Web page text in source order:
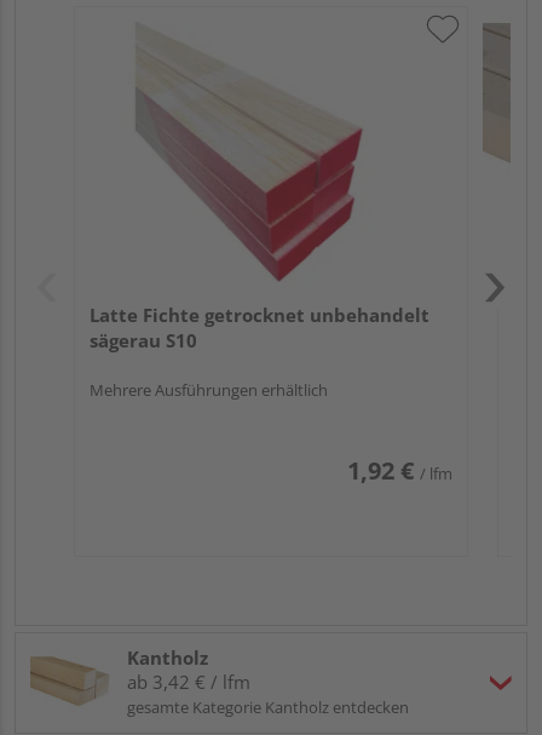
Latte Fichte getrocknet unbehandelt
sägerau S10
Mehrere Ausführungen erhältlich
1,92 € / lfm
Kantholz
ab 3,42 € / lfm
gesamte Kategorie Kantholz entdecken